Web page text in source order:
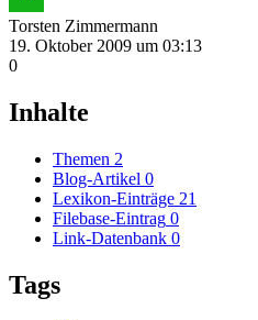
Torsten Zimmermann
19. Oktober 2009 um 03:13
0
Inhalte
Themen 2
Blog-Artikel 0
Lexikon-Einträge 21
Filebase-Eintrag 0
Link-Datenbank 0
Tags